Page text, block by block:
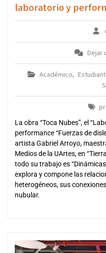
laboratorio y
Dejar
Académico,
La obra “Toca Nubes”, el
performance “Fuerzas de
artista Gabriel Arroyo,
Medios de la UArtes, en
todo su trabajo es
explora y compone las
heterogéneos, sus
nubular.